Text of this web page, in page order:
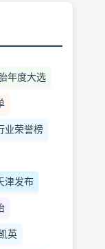
年度大选
业荣誉榜
津发布
英